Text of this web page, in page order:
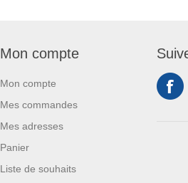
Mon compte
Mon compte
Mes commandes
Mes adresses
Panier
Liste de souhaits